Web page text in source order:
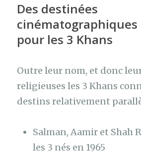
Des destinées
cinématographiques
pour les 3 Khans
Outre leur nom, et donc
religieuses les 3 Khans
destins relativement
Salman, Aamir et Shah
les 3 nés en 1965